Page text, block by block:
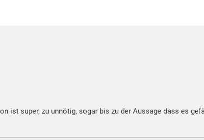
ist super, zu unnötig, sogar bis zu der Aussage dass es